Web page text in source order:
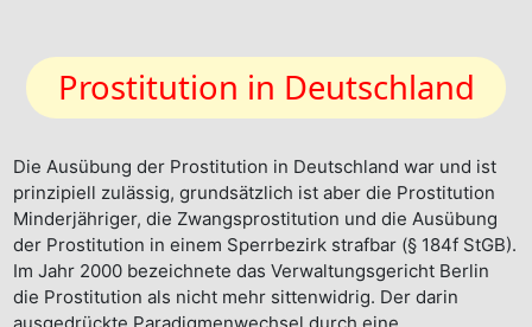
Prostitution in Deutschland
Die Ausübung der Prostitution in Deutschland war und ist
prinzipiell zulässig, grundsätzlich ist aber die Prostitution
Minderjähriger, die Zwangsprostitution und die Ausübung
der Prostitution in einem Sperrbezirk strafbar (§ 184f StGB).
Im Jahr 2000 bezeichnete das Verwaltungsgericht Berlin
die Prostitution als nicht mehr sittenwidrig. Der darin
ausgedrückte Paradigmenwechsel durch eine